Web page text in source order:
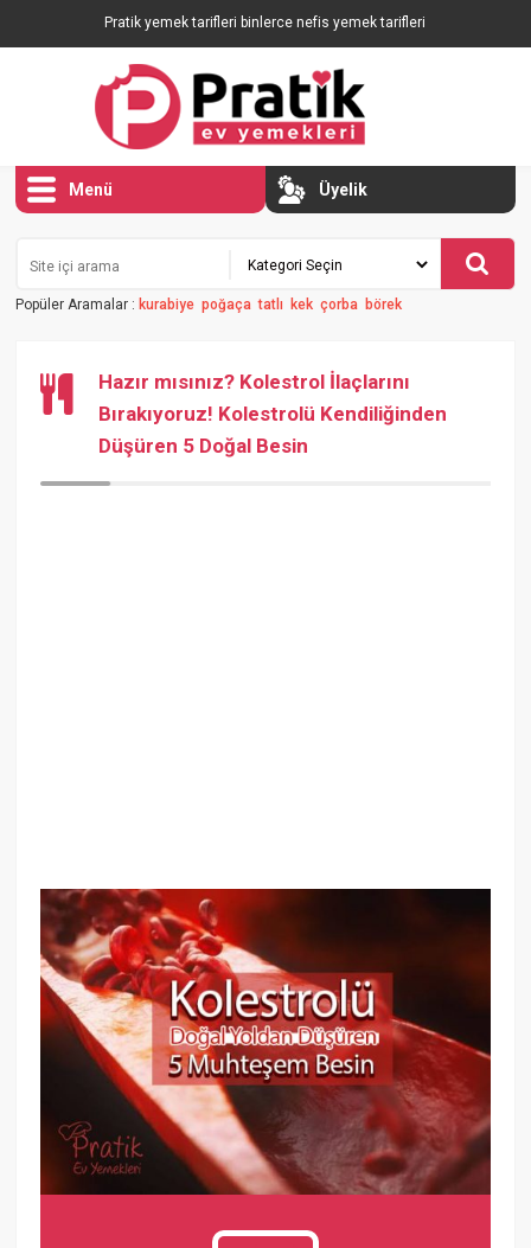
Pratik yemek tarifleri binlerce nefis yemek tarifleri
Menü Üyelik
Popüler Aramalar : kurabiye poğaça tatlı kek çorba börek
Hazır mısınız? Kolestrol İlaçlarını
Bırakıyoruz! Kolestrolü Kendiliğinden
Düşüren 5 Doğal Besin